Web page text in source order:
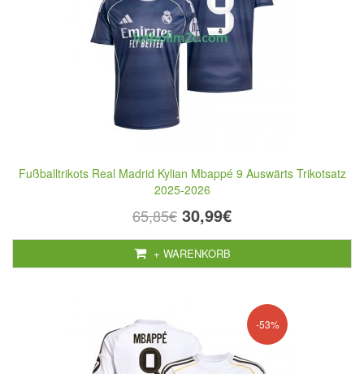
Fußballtrikots Real Madrid Kylian Mbappé 9 Auswärts Trikotsatz
2025-2026
65,85€ 30,99€
+ WARENKORB
-53%